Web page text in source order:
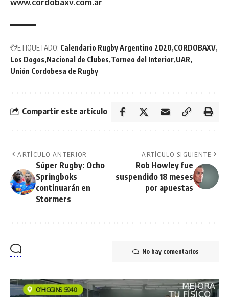
ETIQUETADO: Calendario Rugby Argentino 2020 CORDOBAXV
Los Dogos Nacional de Clubes Torneo del Interior UAR
Unión Cordobesa de Rugby
Compartir este artículo
ARTÍCULO ANTERIOR
Súper Rugby: Ocho
Springboks
continuarán en
Stormers
ARTÍCULO SIGUIENTE
Rob Howley fue
suspendido 18 meses
por apuestas
No hay comentarios